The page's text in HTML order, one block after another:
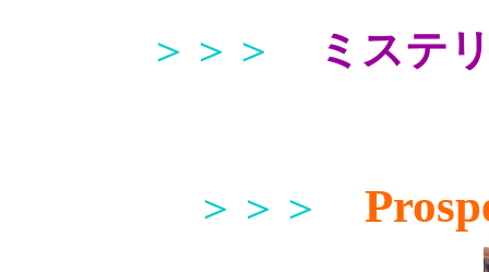
＞＞＞ ミステ
＞＞＞